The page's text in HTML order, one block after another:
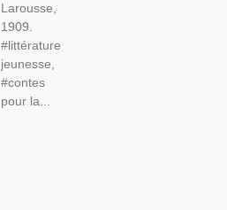
Larousse,
1909.
#littérature
jeunesse,
#contes
pour la...